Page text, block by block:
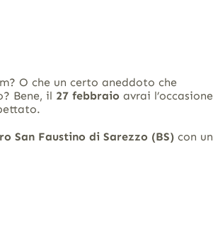
O che un certo aneddoto che
Bene, il 27 febbraio avrai l’occasione
San Faustino di Sarezzo (BS)con un